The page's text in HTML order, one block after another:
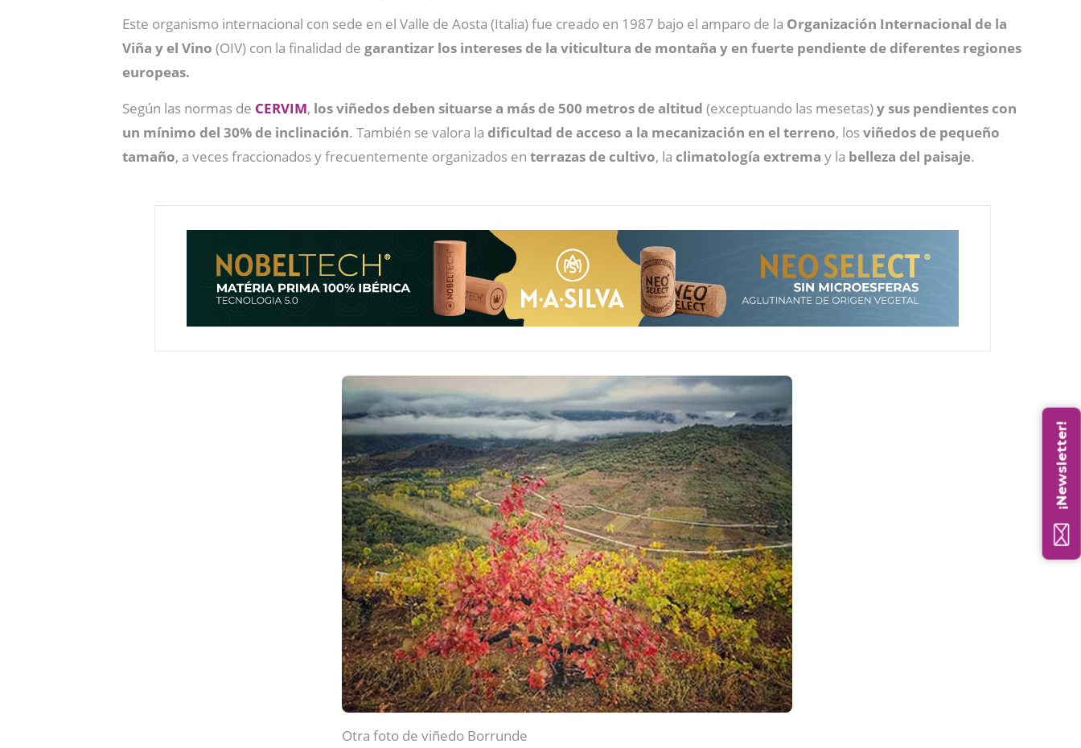
Este organismo internacional con sede en el Valle de Aosta (Italia) fue creado en 1987 bajo el amparo de la Organización Internacional de la
Viña y el Vino (OIV) con la finalidad de garantizar los intereses de la viticultura de montaña y en fuerte pendiente de diferentes regiones
europeas.
Según las normas de CERVIM, los viñedos deben situarse a más de 500 metros de altitud (exceptuando las mesetas)y sus pendientes con
un mínimo del 30% de inclinación. También se valora la dificultad de acceso a la mecanización en el terreno, losviñedos de pequeño
tamaño, a veces fraccionados y frecuentemente organizados en terrazas decultivo, la climatología extrema y la belleza del paisaje.
Otra foto de viñedo Borrunde
¡Newsletter!